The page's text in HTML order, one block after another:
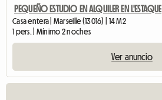
PEQUEÑO ESTUDIO EN ALQUILER EN L'ESTAQUE
Casa entera | Marseille (13016) | 14 M2
1 pers. | Mínimo 2 noches
Ver anuncio